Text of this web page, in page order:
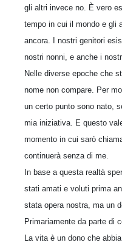
gli altri invece no. È vero
tempo in cui il mondo e gli
ancora. I nostri genitori
nostri nonni, e anche i
Nelle diverse epoche che
nome non compare. Per
un certo punto sono nato,
mia iniziativa. E questo
momento in cui sarò
continuerà senza di me.
In base a questa realtà
stati amati e voluti prima
stata opera nostra, ma un
Primariamente da parte di
La vita è un dono che